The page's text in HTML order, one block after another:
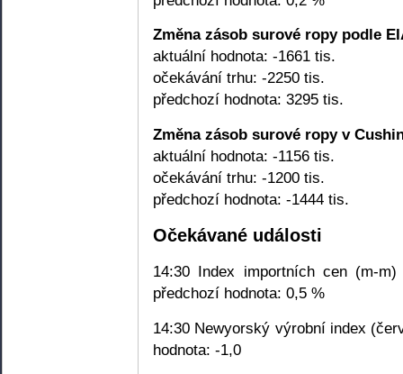
Změna zásob surové ropy podle
aktuální hodnota: -1661 tis.
očekávání trhu: -2250 tis.
předchozí hodnota: 3295 tis.
Změna zásob surové ropy v
aktuální hodnota: -1156 tis.
očekávání trhu: -1200 tis.
předchozí hodnota: -1444 tis.
Očekávané události
14:30 Index importních cen (m-
předchozí hodnota: 0,5 %
14:30 Newyorský výrobní index
hodnota: -1,0